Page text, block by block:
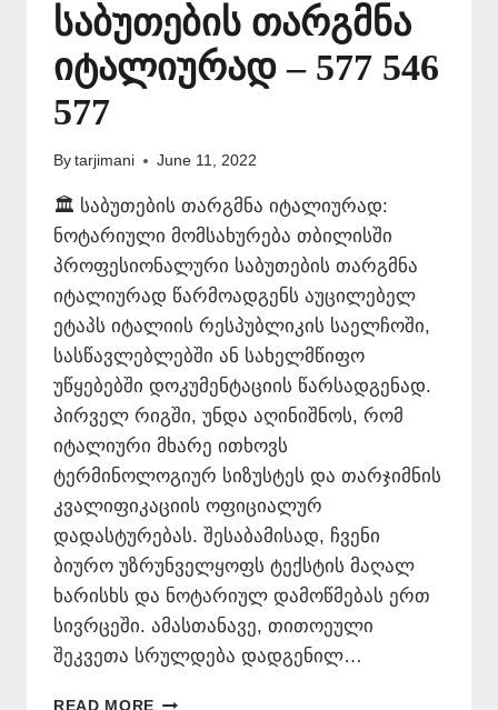
საბუთების თარგმნა
იტალიურად – 577 546
577
By tarjimani June 11, 2022
🏛️ საბუთების თარგმნა იტალიურად:
ნოტარიული მომსახურება თბილისში
პროფესიონალური საბუთების თარგმნა
იტალიურად წარმოადგენს აუცილებელ
ეტაპს იტალიის რესპუბლიკის საელჩოში,
სასწავლებლებში ან სახელმწიფო
უწყებებში დოკუმენტაციის წარსადგენად.
პირველ რიგში, უნდა აღინიშნოს, რომ
იტალიური მხარე ითხოვს
ტერმინოლოგიურ სიზუსტეს და თარჯიმნის
კვალიფიკაციის ოფიციალურ
დადასტურებას. შესაბამისად, ჩვენი
ბიურო უზრუნველყოფს ტექსტის მაღალ
ხარისხს და ნოტარიულ დამოწმებას ერთ
სივრცეში. ამასთანავე, თითოეული
შეკვეთა სრულდება დადგენილ…
READ MORE ᲡᲐᲑᲣᲗᲔᲑᲘᲡ